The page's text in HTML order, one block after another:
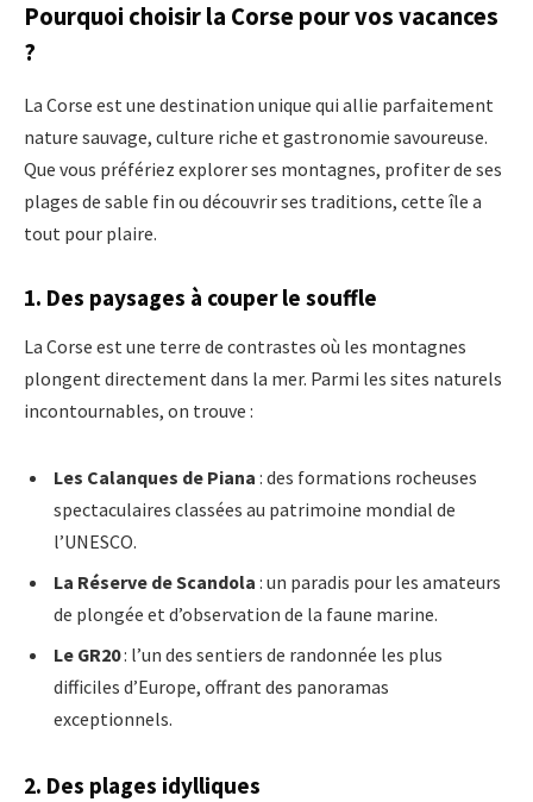
Pourquoi choisir la Corse pour vos vacances
?
La Corse est une destination unique qui allie parfaitement
nature sauvage, culture riche et gastronomie savoureuse.
Que vous préfériez explorer ses montagnes, profiter de ses
plages de sable fin ou découvrir ses traditions, cette île a
tout pour plaire.
1. Des paysages à couper le souffle
La Corse est une terre de contrastes où les montagnes
plongent directement dans la mer. Parmi les sites naturels
incontournables, on trouve :
Les Calanques de Piana : des formations rocheuses
spectaculaires classées au patrimoine mondial de
l’UNESCO.
La Réserve de Scandola : un paradis pour les amateurs
de plongée et d’observation de la faune marine.
Le GR20: l’un des sentiers de randonnée les plus
difficiles d’Europe, offrant des panoramas
exceptionnels.
2. Des plages idylliques